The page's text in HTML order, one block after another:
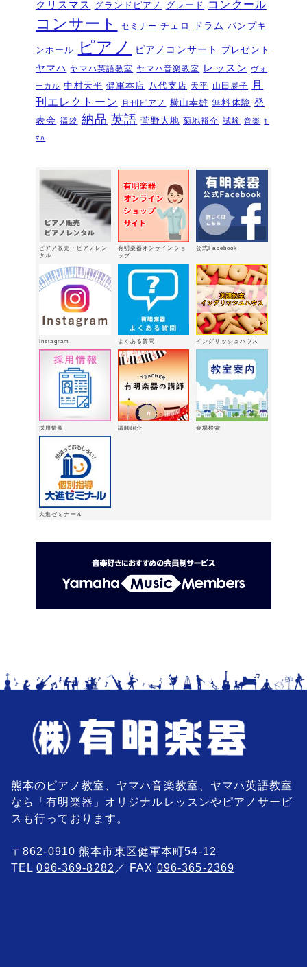
ピアノを購入するなら今！『ひと足早
いサマーセール』6/14～7/12
2026年6月7
ピアノ・アドヴェンチャー研究会発表
会を実施しました～🎵
新入会おめでとう！コンサートを実施
しました～～🎵 2026年5月2日
『ピアノ・アドヴェンチャー ベーシ
ックシリーズセミナー Vol,1』講座の
お知らせ 2026年4月14日
新型エレクトーン「ELS03シリーズ」
3/15（日）健軍で日曜体験ＤＡＹ
2月18日
有明楽器オンステージ開催しました～
2026年2月16日
八代支店情報：年末年始特別販売企画
実施中！！ 2026年1月9日
「ウィンターパーティー」を開催しま
した。 2025年12月21日
クリスマス グランドピアノ グレード コンクール
コンサート セミナー チェロ ドラム パンプキ
ンホール ピアノ ピアノコンサート プレゼント
ヤマハ ヤマハ英語教室 ヤマハ音楽教室 レッスン ヴォ
ーカル 中村天平 健軍本店 八代支店 天平 山田展子
月
刊エレクトーン
月刊ピアノ 横山幸雄 無料体験 発
表会 福袋 納品 英語 菅野大地 菊地裕介 試験 音楽 ﾔ
ﾏﾊ
ピアノ販売・ピアノレン
タル
有明楽器オンラインショ
ップ
公式Facebook
Instagram よくある質問 イングリッシュハウス
採用情報 講師紹介 会場検索
大進ゼミナール
熊本のピアノ教室、ヤマハ音楽教室、ヤマハ英語教室
なら「有明楽器」オリジナルレッスンやピアノサービ
スも行っております。
〒862-0910 熊本市東区健軍本町54-12
TEL096-369-8282 ／ FAX 096-365-2369